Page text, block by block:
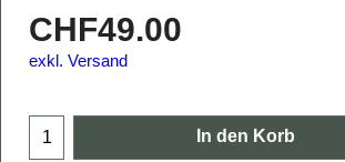
CHF49.00
exkl. Versand
In den Korb